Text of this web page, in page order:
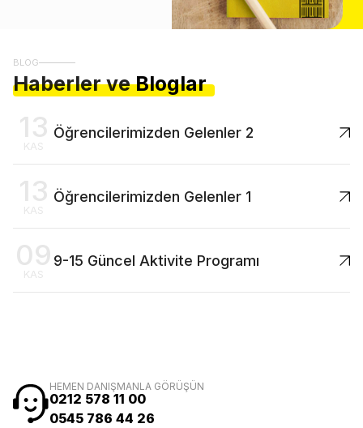
BLOG
Haberler ve Bloglar
13
KAS
Öğrencilerimizden Gelenler 2
13
KAS
Öğrencilerimizden Gelenler 1
09
KAS
9-15 Güncel Aktivite Programı
HEMEN DANIŞMANLA GÖRÜŞÜN
0212 578 11 00
0545 786 44 26